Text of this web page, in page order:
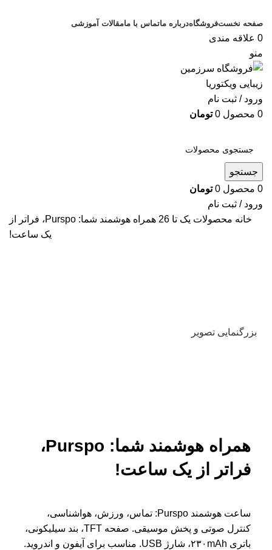
صفحه نخستفروشگاهدرباره ماتماس با مامقالات آموزشی
0 علاقه مندی
منو
ورود / ثبت نام
0 محصول 0 تومان
جستجو
0 محصول 0 تومان
ورود / ثبت نام
خانه محصولات یک تا 26
همراه هوشمند شما: Purspo، فراتر از
یک ساعت!
بزرگنمایی تصویر
همراه هوشمند شما: Purspo،
فراتر از یک ساعت!
ساعت هوشمند Purspo: تماس، ورزش، هواشناسی،
کنترل صوتی و پخش موسیقی. صفحه TFT، بند سیلیکونی،
باتری ۲۳۰mAh، شارژ USB. مناسب برای آیفون و اندروید.